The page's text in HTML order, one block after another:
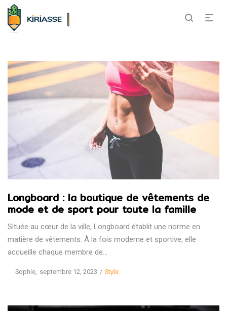
Longboard : la boutique de vêtements de
mode et de sport pour toute la famille
Située au cœur de la ville, Longboard établit une norme en
matière de vêtements. À la fois moderne et sportive, elle
accueille chaque membre de…
bySophie Posted
septembre 12, 2023
Posted
Style